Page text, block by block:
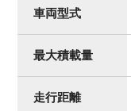
車両型式
最大積載量
走行距離